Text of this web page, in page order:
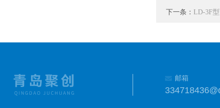
下一条： LD-3F
邮箱